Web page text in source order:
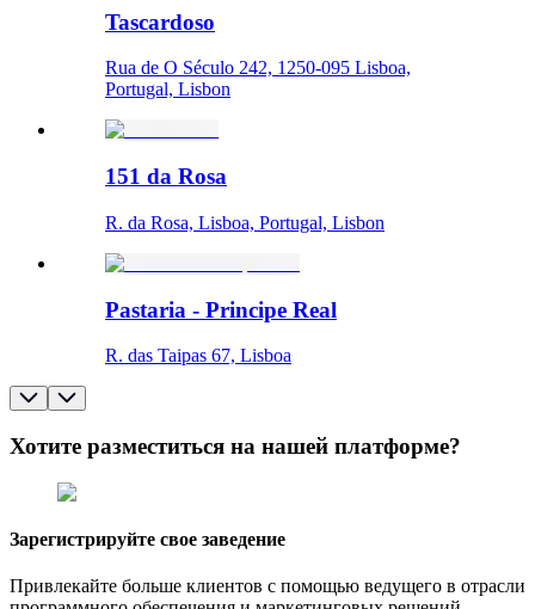
Tascardoso
Rua de O Século 242, 1250-095 Lisboa,
Portugal, Lisbon
151 da Rosa
R. da Rosa, Lisboa, Portugal, Lisbon
Pastaria - Principe Real
R. das Taipas 67, Lisboa
Хотите разместиться на нашей платформе?
Зарегистрируйте свое заведение
Привлекайте больше клиентов с помощью ведущего в отрасли